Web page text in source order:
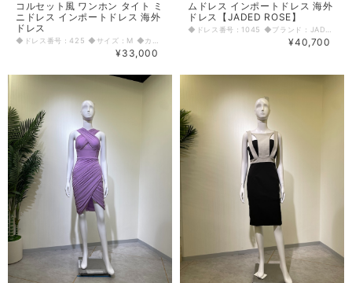
コルセット風 ワンホン タイト ミ
ニドレス インポートドレス 海外
ドレス
◆ドレス番号：425 ◆サイズ：M ◆カラー：ブラック ※平置きサイズ寸法 着丈：82cm バスト：40cm ウエスト：34cm ヒップ： 40cm 原産国：中国 素材：ポリエステル90％ ポリアミド10％ 〈生地感〉 ＝＝＝＝＝＝＝＝＝＝＝＝＝＝＝＝ 伸縮性： 有り 厚み： 普通 裏地： なし 透け感： なし ＝＝＝＝＝＝＝＝＝＝＝＝＝＝＝＝ その他 背中ファスナー 肩紐調節可能 ◆マネキンサイズ 本体（H） 178cm バスト 78cm ウエスト 59cm ヒップ 87cm
¥33,000
ムドレス インポートドレス 海外
ドレス【JADED ROSE】
◆ドレス番号：1045 ◆ブランド：JADED ROSE ◆サイズ：M ◆カラー：ブラック ※平置きサイズ寸法 着丈：前110cm 後108cm 肩幅：32cm バスト：32cm ウエスト：32cm ヒップ： 40cm アームホール：18cm 袖丈：61cm 原産国：中国 素材：ナイロン55％ コットン45％ 〈生地感〉 ＝＝＝＝＝＝＝＝＝＝＝＝＝＝＝＝ 伸縮性： 若干あり 厚み： 普通 裏地： 有り 透け感： 若干あり ＝＝＝＝＝＝＝＝＝＝＝＝＝＝＝＝ その他 背中ファスナー 後ろスリットあり ◆マネキンサイズ 本体（H） 178cm バスト 78cm ウエスト 59cm ヒップ 87cm
¥40,700